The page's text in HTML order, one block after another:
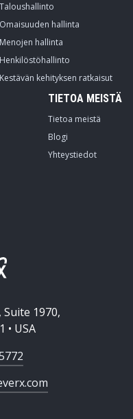
Taloushallinto
Omaisuuden hallinta
Menojen hallinta
Henkilöstöhallinto
Kestävän kehityksen ratkaisut
TIETOA MEISTÄ
Tietoa meistä
Blogi
Yhteystiedot
1970,
• USA